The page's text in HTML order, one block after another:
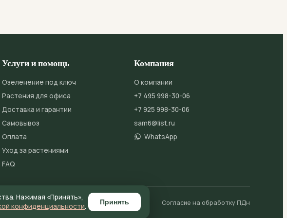
Услуги и помощь
Озеленение под ключ
Растения для офиса
Доставка и гарантии
Самовывоз
Оплата
Уход за растениями
FAQ
Компания
О компании
+7 495 998-30-06
+7 925 998-30-06
sam6@list.ru
WhatsApp
Файлы cookie Согласие на обработку ПДн
Нажимая «Принять»,
конфиденциальности. Принять